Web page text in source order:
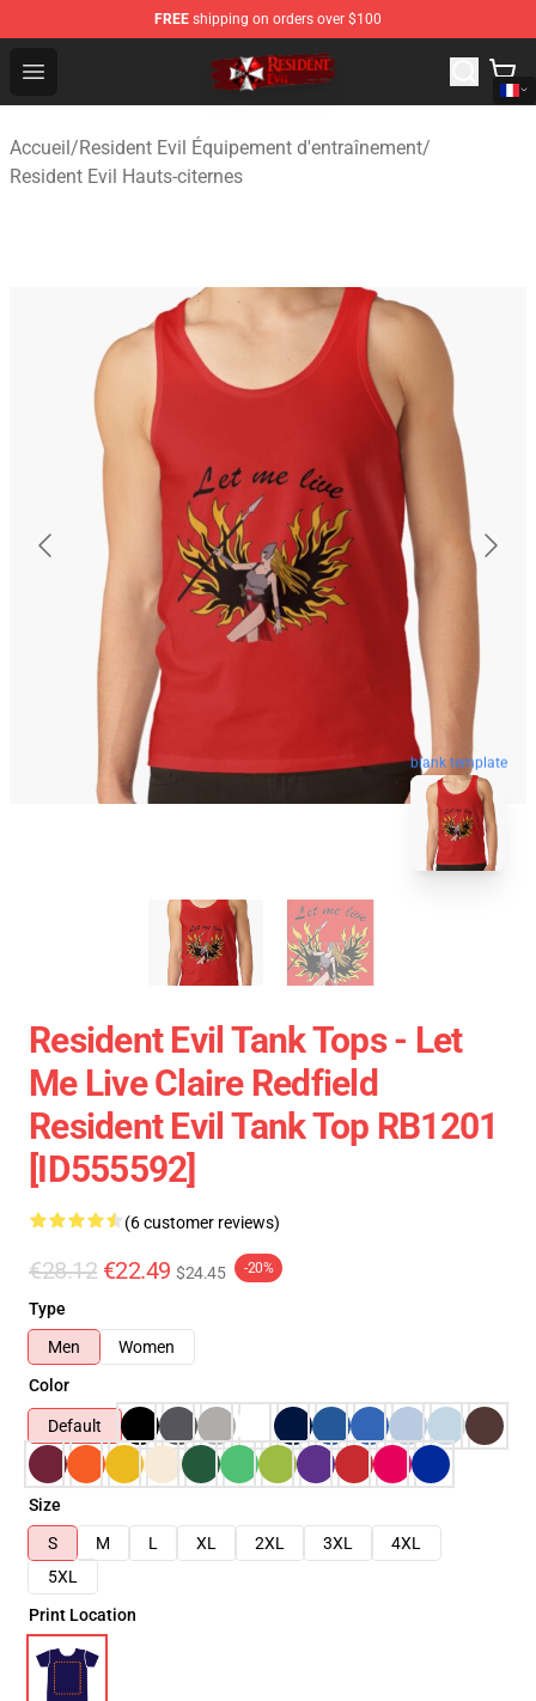
FREE shipping on orders over $100
Open menu
Resident Evil Shop - Official Resident Evil Merchandise
Accueil/Resident Evil Équipement d'entraînement/
Resident Evil Hauts-citernes
blank template
Resident Evil Tank Tops - Let
Me Live Claire Redfield
Resident Evil Tank Top RB1201
[ID555592]
(6 customer reviews)
€28.12 €22.49 $24.45 -20%
Type
Men
Women
Color
Default
Size
S
M L XL 2XL 3XL
4XL
5XL
Print Location